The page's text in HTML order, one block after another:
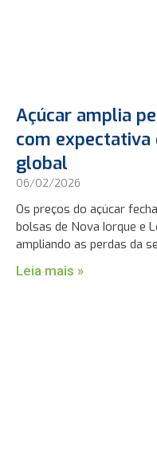
Açúcar amplia
com expectativa
global
06/02/2026
Os preços do açúcar
bolsas de Nova Iorque e
ampliando as perdas da
Leia mais »